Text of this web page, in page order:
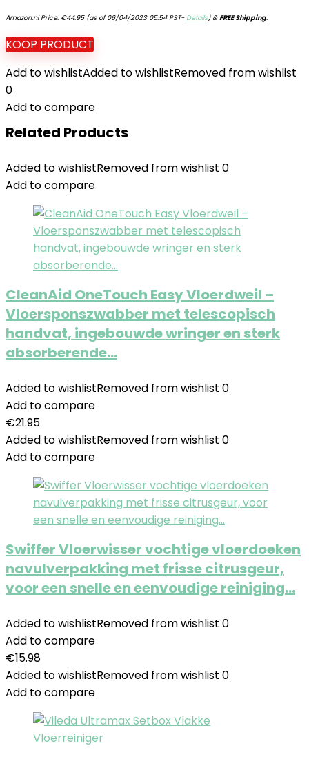
Amazon.nl Price: €44.95(as of 06/04/2023 05:54 PST- Details)&FREE Shipping.
KOOP PRODUCT
Add to wishlistAdded to wishlistRemoved from wishlist
0
Add to compare
Related Products
Added to wishlistRemoved from wishlist 0
Add to compare
CleanAid OneTouch Easy Vloerdweil –
Vloersponszwabber met telescopisch
handvat, ingebouwde wringer en sterk
absorberende…
Added to wishlistRemoved from wishlist 0
Add to compare
€21.95
Added to wishlistRemoved from wishlist 0
Add to compare
Swiffer Vloerwisser vochtige vloerdoeken
navulverpakking met frisse citrusgeur,
voor een snelle en eenvoudige reiniging…
Added to wishlistRemoved from wishlist 0
Add to compare
€15.98
Added to wishlistRemoved from wishlist 0
Add to compare